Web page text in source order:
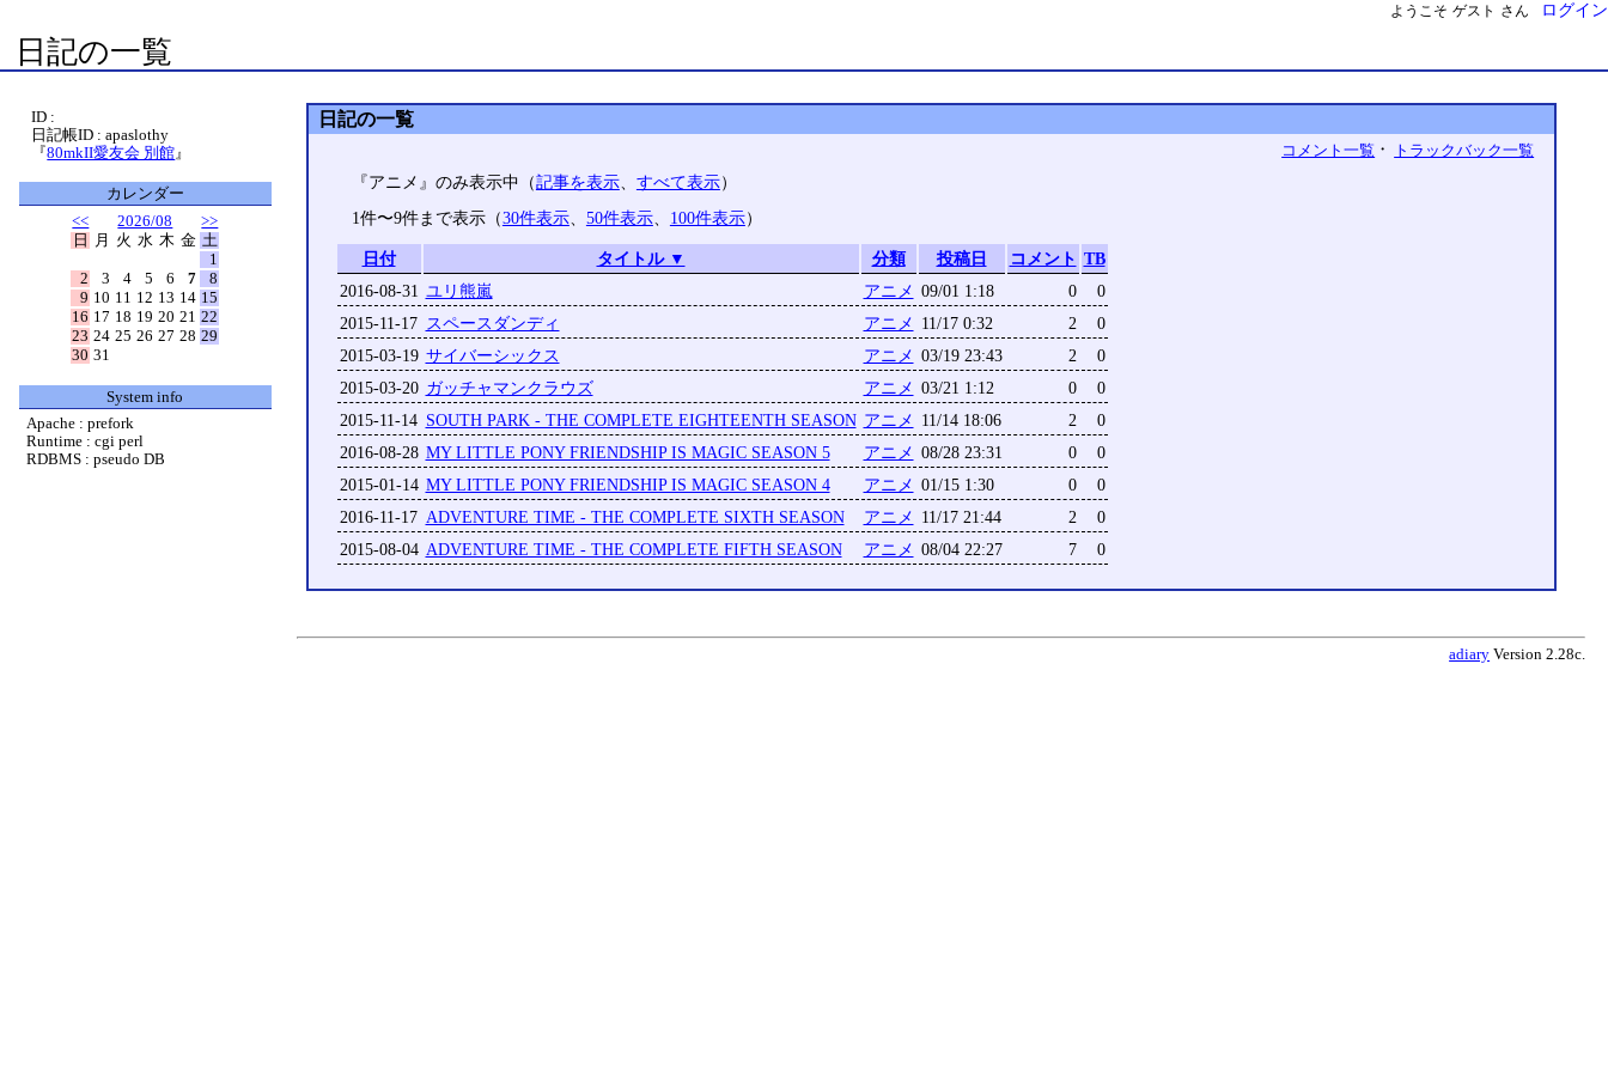
ようこそ ゲスト さん ログイン
日記の一覧
日記の一覧
コメント一覧 ・ トラックバック一覧
『アニメ』のみ表示中（記事を表示、 すべて表示）
1件〜9件まで表示（30件表示、 50件表示、 100件表示）
日付 タイトル ▼ 分類 投稿日 コメント TB
2016-08-31 ユリ熊嵐 アニメ 09/01 1:18 0
0
2015-11-17 スペースダンディ アニメ 11/17 0:32 2
0
2015-03-19 サイバーシックス アニメ 03/19 23:43 2
0
2015-03-20 ガッチャマンクラウズ アニメ 03/21 1:12 0
0
2015-11-14 SOUTH PARK - THE COMPLETE EIGHTEENTH SEASON アニメ 11/14 18:06 2
0
2016-08-28 MY LITTLE PONY FRIENDSHIP IS MAGIC SEASON 5 アニメ 08/28 23:31 0
0
2015-01-14 MY LITTLE PONY FRIENDSHIP IS MAGIC SEASON 4 アニメ 01/15 1:30 0
0
2016-11-17 ADVENTURE TIME - THE COMPLETE SIXTH SEASON アニメ 11/17 21:44 2
0
2015-08-04 ADVENTURE TIME - THE COMPLETE FIFTH SEASON アニメ 08/04 22:27 7 0
adiary Version 2.28c.
ID :
日記帳ID : apaslothy
『80mkII愛友会 別館 』
カレンダー
<<
2026/08
>>
日
月 火 水 木 金 土
1
2
3 4 5 6 7
8
9 10 11 12 13 14 15
16 17 18 19 20 21 22
23 24 25 26 27 28 29
30 31
System info
Apache : prefork
Runtime : cgi perl
RDBMS : pseudo DB